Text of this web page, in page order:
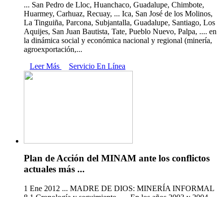
... San Pedro de Lloc, Huanchaco, Guadalupe, Chimbote,
Huarmey, Carhuaz, Recuay, ... Ica, San José de los Molinos,
La Tinguiña, Parcona, Subjantalla, Guadalupe, Santiago, Los
Aquijes, San Juan Bautista, Tate, Pueblo Nuevo, Palpa, .... en
la dinámica social y económica nacional y regional (minería,
agroexportación,...
Leer Más
Servicio En Línea
Plan de Acción del MINAM ante los conflictos
actuales más ...
1 Ene 2012 ... MADRE DE DIOS: MINERÍA INFORMAL